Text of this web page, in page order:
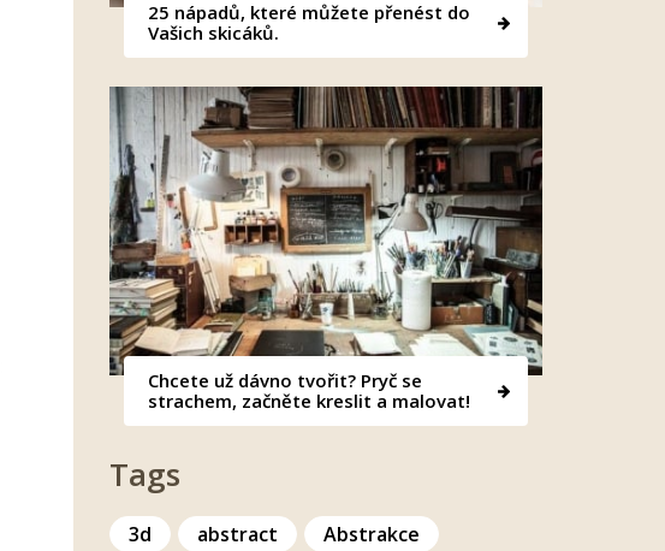
25 nápadů, které můžete přenést do
Vašich skicáků.
Chcete už dávno tvořit? Pryč se
strachem, začněte kreslit a malovat!
Tags
3d abstract
Abstrakce